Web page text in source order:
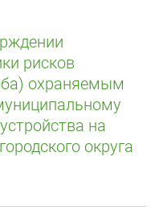
рисков
охраняемым
на
округа